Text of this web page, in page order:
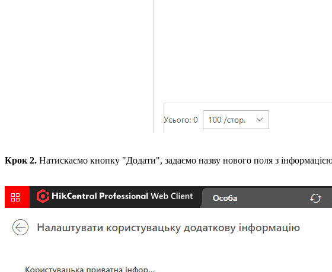
Крок 2. Натискаємо кнопку "Додати", задаємо назву нового поля з